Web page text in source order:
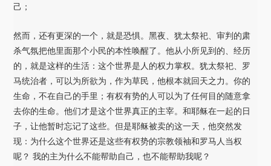
己；
然而，还有更深的一个，就是恐惧。黑夜、犹太祭祀、审判的肃
杀气氛把他里面那个小民的本性唤醒了。他从小所见到的、经历
的，就是这样的生活：这个世界是人的权力掌权。犹太祭祀、罗
马统治者，可以为所欲为，作为草民，他根本就回天之力。你的
生命，不在自己的手里；有权有势的人可以为了任何目的随意拿
去你的生命。他们才是这个世界真正的主宰。和耶稣在一起的日
子，让他暂时忘记了这些。但是耶稣被卖的这一天，他突然发
现：为什么这个世界还是这些有权势的宗教领袖和罗马人当权
呢？ 我的主为什么不能帮助自己，也不能帮助我呢？